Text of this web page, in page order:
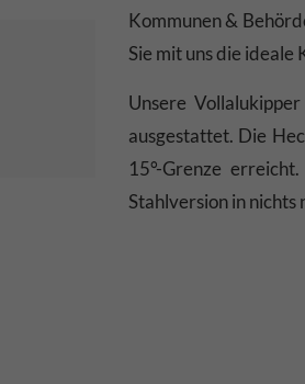
Kommunen &
Sie mit uns die ideale
Unsere
ausgestattet. Die
15°-Grenze
Stahlversion in nichts